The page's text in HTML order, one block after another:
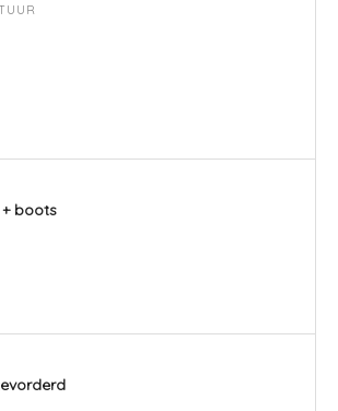
boots